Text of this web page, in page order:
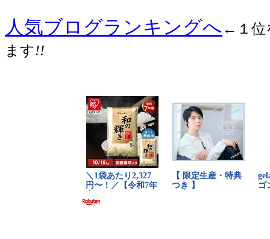
人気ブログランキングへ ←１位
ます!!